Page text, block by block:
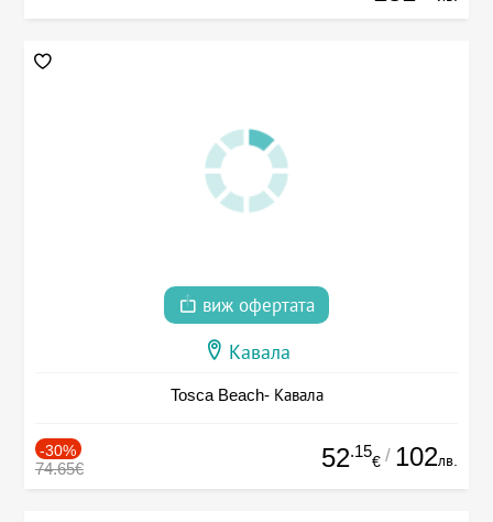
виж офертата
Кавала
Tosca Beach- Кавала
-30%
74.65€ 52.15
€ / 102лв.